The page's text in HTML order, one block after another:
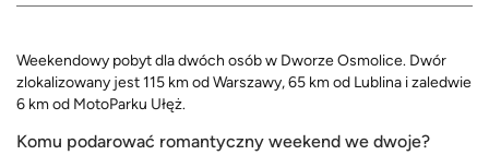
Weekendowy pobyt dla dwóch osób w Dworze Osmolice. Dwór
zlokalizowany jest 115 km od Warszawy, 65 km od Lublina i zaledwie
6 km od MotoParku Ułęż.
Komu podarować romantyczny weekend we dwoje?